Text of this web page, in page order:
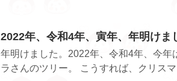
2022年、令和4年、寅年、年明けま
年明けました。2022年、令和4年、今年
ラさんのツリー。 こうすれば、クリス